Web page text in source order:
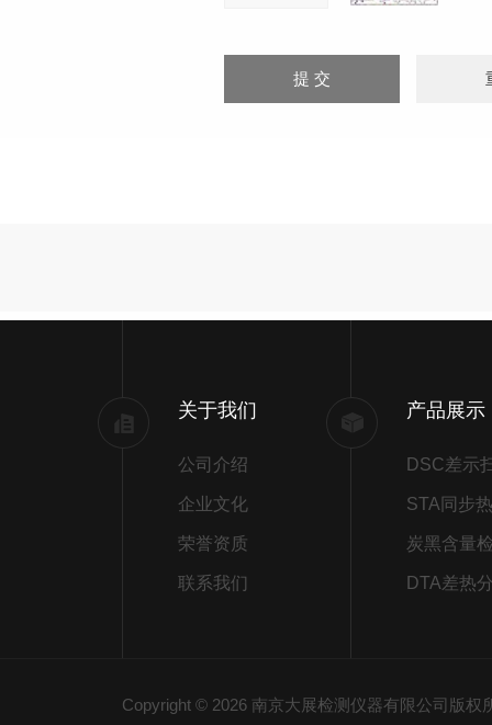
关于我们
公司介绍
企业文化
荣誉资质
联系我们
产品展示
炭黑含量
DTA差热
Copyright © 2026 南京大展检测仪器有限公司版权